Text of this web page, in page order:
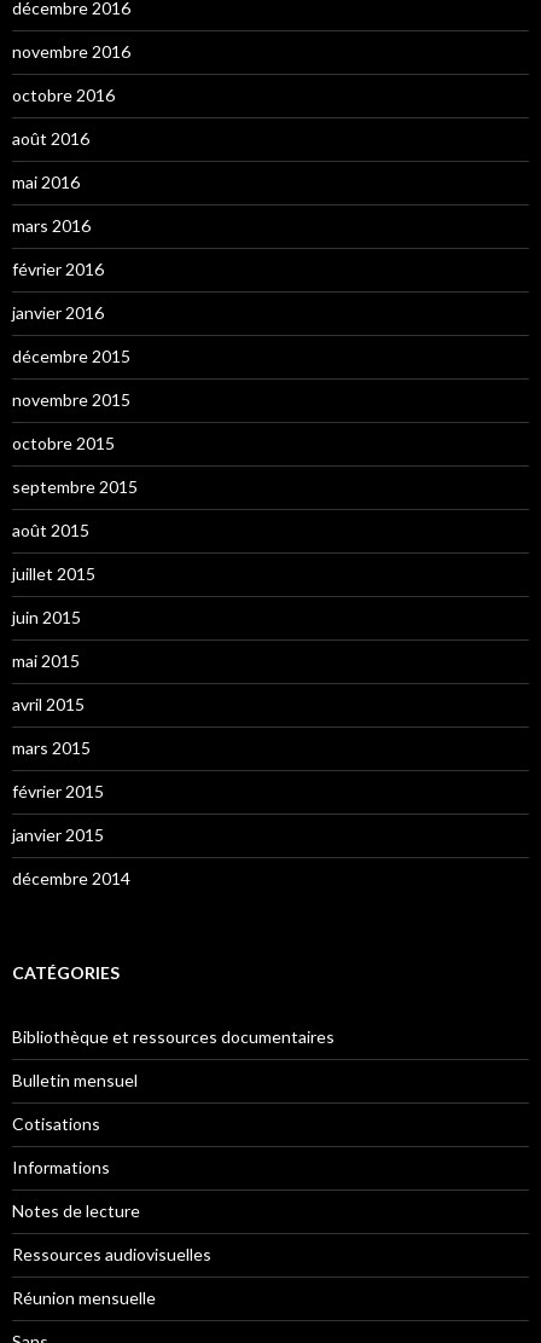
décembre 2016
novembre 2016
octobre 2016
août 2016
mai 2016
mars 2016
février 2016
janvier 2016
décembre 2015
novembre 2015
octobre 2015
septembre 2015
août 2015
juillet 2015
juin 2015
mai 2015
avril 2015
mars 2015
février 2015
janvier 2015
décembre 2014
CATÉGORIES
Bibliothèque et ressources documentaires
Bulletin mensuel
Cotisations
Informations
Notes de lecture
Ressources audiovisuelles
Réunion mensuelle